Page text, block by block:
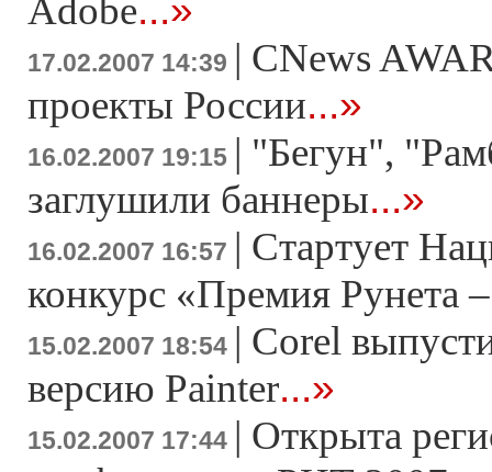
Adobe...»
17.02.2007 14:39 | CNews
проекты России...»
16.02.2007 19:15 | "Бегун",
заглушили баннеры...»
16.02.2007 16:57 | Стартует
конкурс «Премия Рунета
15.02.2007 18:54 | Corel
версию Painter...»
15.02.2007 17:44 | Открыта